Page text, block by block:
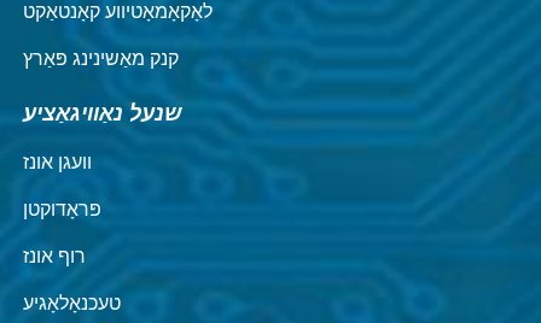
לאָקאָמאָטיווע קאָנטאַקט
קנק מאַשינינג פּאַרץ
שנעל נאַוויגאַציע
וועגן אונז
פּראָדוקטן
רוף אונז
טעכנאָלאָגיע